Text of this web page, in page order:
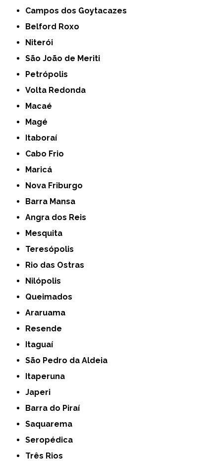
Campos dos Goytacazes
Belford Roxo
Niterói
São João de Meriti
Petrópolis
Volta Redonda
Macaé
Magé
Itaboraí
Cabo Frio
Maricá
Nova Friburgo
Barra Mansa
Angra dos Reis
Mesquita
Teresópolis
Rio das Ostras
Nilópolis
Queimados
Araruama
Resende
Itaguaí
São Pedro da Aldeia
Itaperuna
Japeri
Barra do Piraí
Saquarema
Seropédica
Três Rios